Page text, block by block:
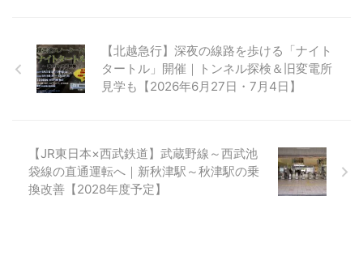
【北越急行】深夜の線路を歩ける「ナイト
タートル」開催｜トンネル探検＆旧変電所
見学も【2026年6月27日・7月4日】
【JR東日本×西武鉄道】武蔵野線～西武池
袋線の直通運転へ｜新秋津駅～秋津駅の乗
換改善【2028年度予定】